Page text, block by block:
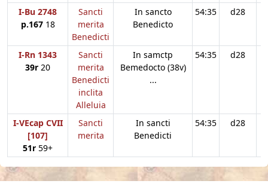
I-Bu 2748
p.16718
Sancti
merita
Benedicti
In sancto
Benedicto
54:35 d28
I-Rn 1343
39r 20
Sancti
merita
Benedicti
inclita
Alleluia
In samctp
Bemedocto (38v)
...
54:35 d28
I-VEcap CVII
[107]
51r 59+
Sancti
merita
In sancti
Benedicti
54:35 d28